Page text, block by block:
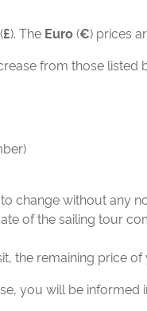
(£). The Euro(€) prices
from those
change without any
of the sailing tour
the remaining price
you will be informed